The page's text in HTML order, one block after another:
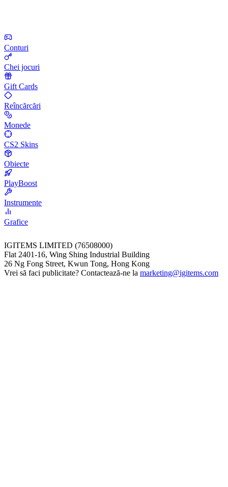
Conturi
Chei jocuri
Gift Cards
Reîncărcări
Monede
CS2 Skins
Obiecte
PlayBoost
Instrumente
Grafice
IGITEMS LIMITED (76508000)
Flat 2401-16, Wing Shing Industrial Building
26 Ng Fong Street, Kwun Tong, Hong Kong
Vrei să faci publicitate? Contactează-ne la marketing@igitems.com